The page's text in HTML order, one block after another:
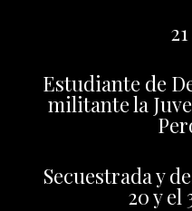
Estudiante de
militante la
Secuestrada y
20 y el